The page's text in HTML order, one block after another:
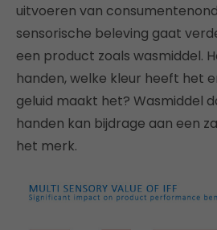
uitvoeren van
sensorische beleving gaat
een product zoals wasmiddel.
handen, welke kleur heeft het
geluid maakt het? Wasmiddel
handen kan bijdrage aan een
het merk.